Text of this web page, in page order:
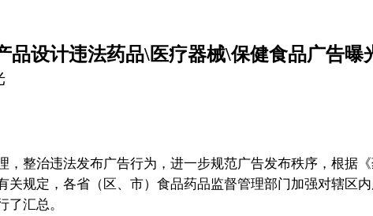
品设计违法药品\医疗器械\保健食品广告曝
，整治违法发布广告行为，进一步规范广告发布秩序，根据
规定，各省（区、市）食品药品监督管理部门加强对辖区
汇总。